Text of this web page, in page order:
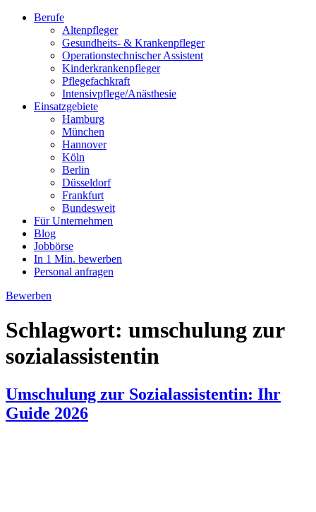
Berufe
Altenpfleger
Gesundheits- & Krankenpfleger
Operationstechnischer Assistent
Kinderkrankenpfleger
Pflegefachkraft
Intensivpflege/Anästhesie
Einsatzgebiete
Hamburg
München
Hannover
Köln
Berlin
Düsseldorf
Frankfurt
Bundesweit
Für Unternehmen
Blog
Jobbörse
In 1 Min. bewerben
Personal anfragen
Bewerben
Schlagwort: umschulung zur
sozialassistentin
Umschulung zur Sozialassistentin: Ihr
Guide 2026